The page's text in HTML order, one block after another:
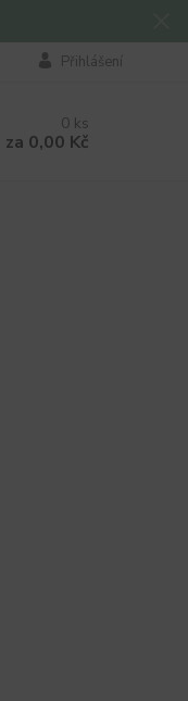
Přihlášení
0 ks
za 0,00 Kč